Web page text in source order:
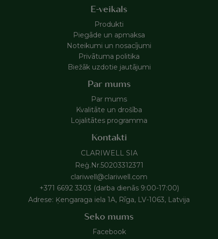
E-veikals
Produkti
Piegāde un apmaksa
Noteikumi un nosacījumi
Privātuma politika
Biežāk uzdotie jautājumi
Par mums
Par mums
Kvalitāte un drošība
Lojalitātes programma
Kontakti
CLARIWELL SIA
Reģ.Nr.50203312371
clariwell@clariwell.com
+371 6692 3303 (darba dienās 9:00-17:00)
Adrese: Ķengaraga iela 1A, Rīga, LV-1063, Latvija
Seko mums
Facebook